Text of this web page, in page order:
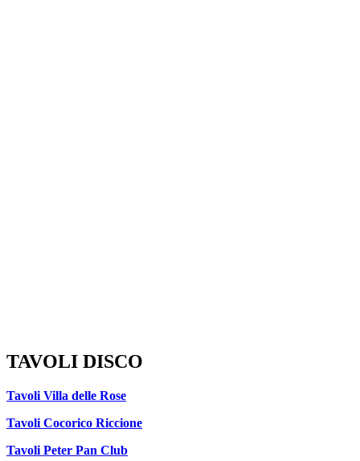
TAVOLI DISCO
Tavoli Villa delle Rose
Tavoli Cocorico Riccione
Tavoli Peter Pan Club